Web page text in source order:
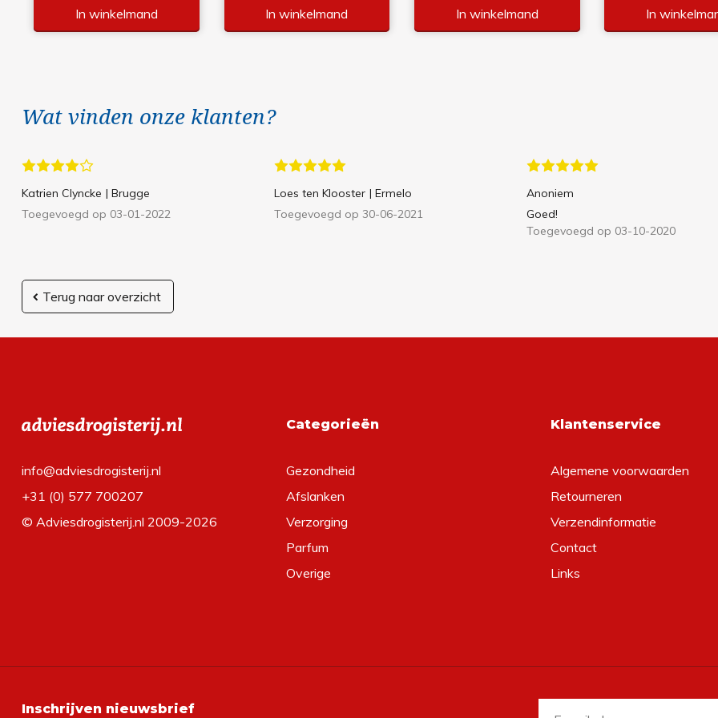
In winkelmand In winkelmand In winkelmand In
Wat vinden onze klanten?
Katrien Clyncke | Brugge
Toegevoegd op 03-01-2022
Loes ten Klooster | Ermelo
Toegevoegd op 30-06-2021
Anoniem
Goed!
Toegevoegd op 03-10-2020
Terug naar overzicht
info@adviesdrogisterij.nl
+31 (0) 577 700207
© Adviesdrogisterij.nl 2009-2026
Categorieën
Gezondheid
Afslanken
Verzorging
Parfum
Overige
Klantenservice
Algemene voorwaarden
Retourneren
Verzendinformatie
Contact
Links
Inschrijven nieuwsbrief